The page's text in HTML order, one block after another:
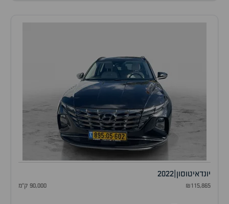
יונדאיטוסון 2022
₪115,865 90,000 ק"מ